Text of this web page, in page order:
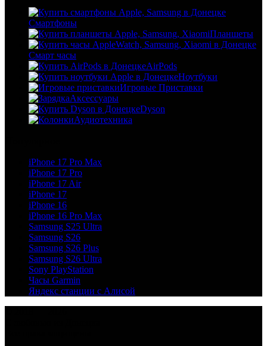
Смартфоны
Планшеты
Смарт часы
AirPods
Ноутбуки
Игровые Приставки
Аксессуары
Dyson
Аудиотехника
iPhone 17 Pro Max
iPhone 17 Pro
iPhone 17 Air
iPhone 17
iPhone 16
iPhone 16 Pro Max
Samsung S25 Ultra
Samsung S26
Samsung S26 Plus
Samsung S26 Ultra
Sony PlayStation
Часы Garmin
Яндекс станции с Алисой